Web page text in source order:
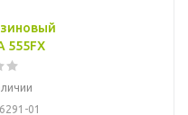
555FХ
01